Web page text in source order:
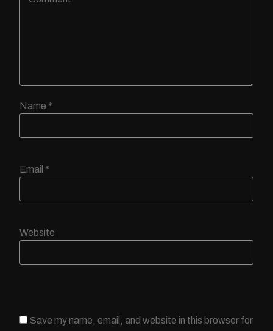
Name *
Email *
Website
Save my name, email, and website in this browser for